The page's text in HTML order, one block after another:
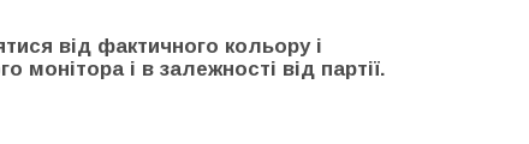
від фактичного кольору і
монітора і в залежності від партії.